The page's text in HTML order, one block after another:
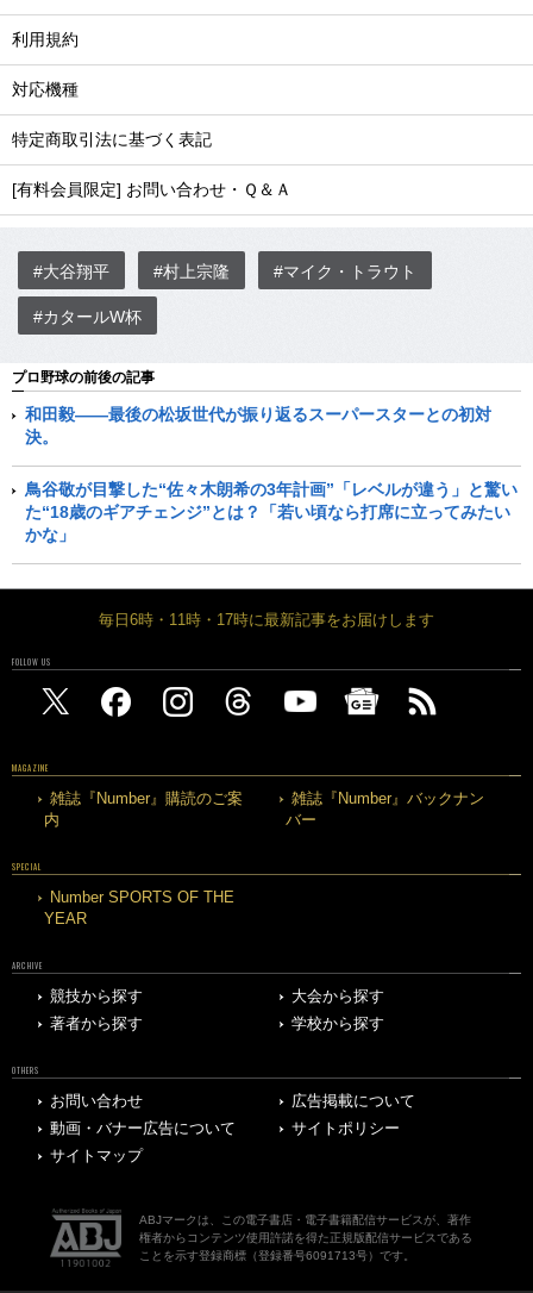
利用規約
対応機種
特定商取引法に基づく表記
[有料会員限定] お問い合わせ・Ｑ＆Ａ
#大谷翔平 #村上宗隆 #マイク・トラウト
#カタールW杯
プロ野球の前後の記事
和田毅――最後の松坂世代が振り返るスーパースターとの初対
決。
鳥谷敬が目撃した“佐々木朗希の3年計画”「レベルが違う」と驚い
た“18歳のギアチェンジ”とは？「若い頃なら打席に立ってみたい
かな」
毎日6時・11時・17時に最新記事をお届けします
FOLLOW US
MAGAZINE
雑誌『Number』購読のご案
内
雑誌『Number』バックナン
バー
SPECIAL
Number SPORTS OF THE
YEAR
ARCHIVE
競技から探す
大会から探す
著者から探す
学校から探す
OTHERS
お問い合わせ
広告掲載について
動画・バナー広告について
サイトポリシー
サイトマップ
ABJマークは、この電子書店・電子書籍配信サービスが、著作
権者からコンテンツ使用許諾を得た正規版配信サービスである
ことを示す登録商標（登録番号6091713号）です。